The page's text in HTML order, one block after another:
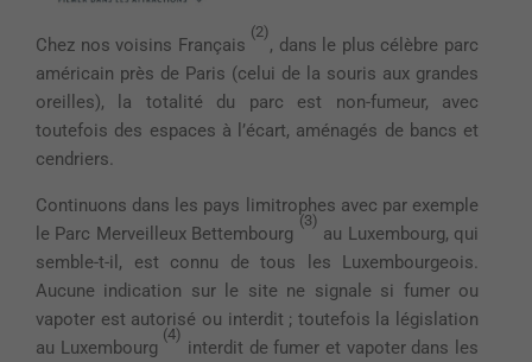
Chez nos voisins Français
(2)
, dans le plus célèbre parc
américain près de Paris (celui de la souris aux grandes
oreilles), la totalité du parc est non-fumeur, avec
toutefois des espaces à l’écart, aménagés de bancs et
cendriers.
Continuons dans les pays limitrophes avec par exemple
le Parc Merveilleux Bettembourg
(3)
au Luxembourg, qui
semble-t-il, est connu de tous les Luxembourgeois.
Aucune indication sur le site ne signale si fumer ou
vapoter est autorisé ou interdit ; toutefois la législation
au Luxembourg
(4)
interdit de fumer et vapoter dans les